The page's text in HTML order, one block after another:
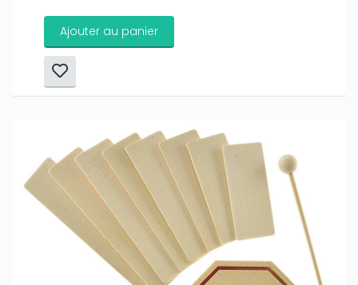
Ajouter au panier